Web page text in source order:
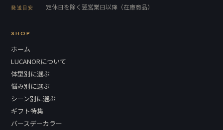
発送目安 定休日を除く翌営業日以降（在庫商品）
SHOP
ホーム
LUCANORについて
体型別に選ぶ
悩み別に選ぶ
シーン別に選ぶ
ギフト特集
バースデーカラー